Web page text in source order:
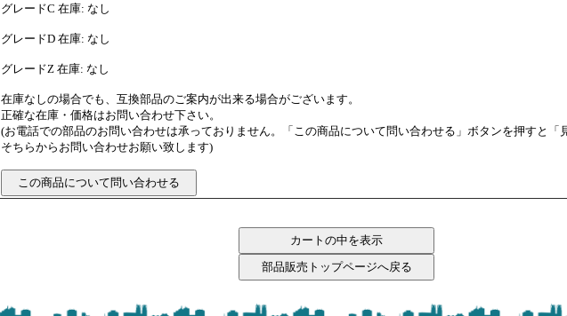
グレードC 在庫: なし
グレードD 在庫: なし
グレードZ 在庫: なし
在庫なしの場合でも、互換部品のご案内が出来る場合がございます。
正確な在庫・価格はお問い合わせ下さい。
(お電話での部品のお問い合わせは承っておりません。「この商品について問い合わせる」ボタンを押すと「
そちらからお問い合わせお願い致します)